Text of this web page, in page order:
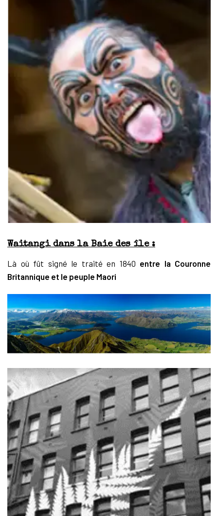
Waitangi dans la Baie des île :
Là où fût signé le traité en 1840 entre la Couronne
Britannique et le peuple Maori